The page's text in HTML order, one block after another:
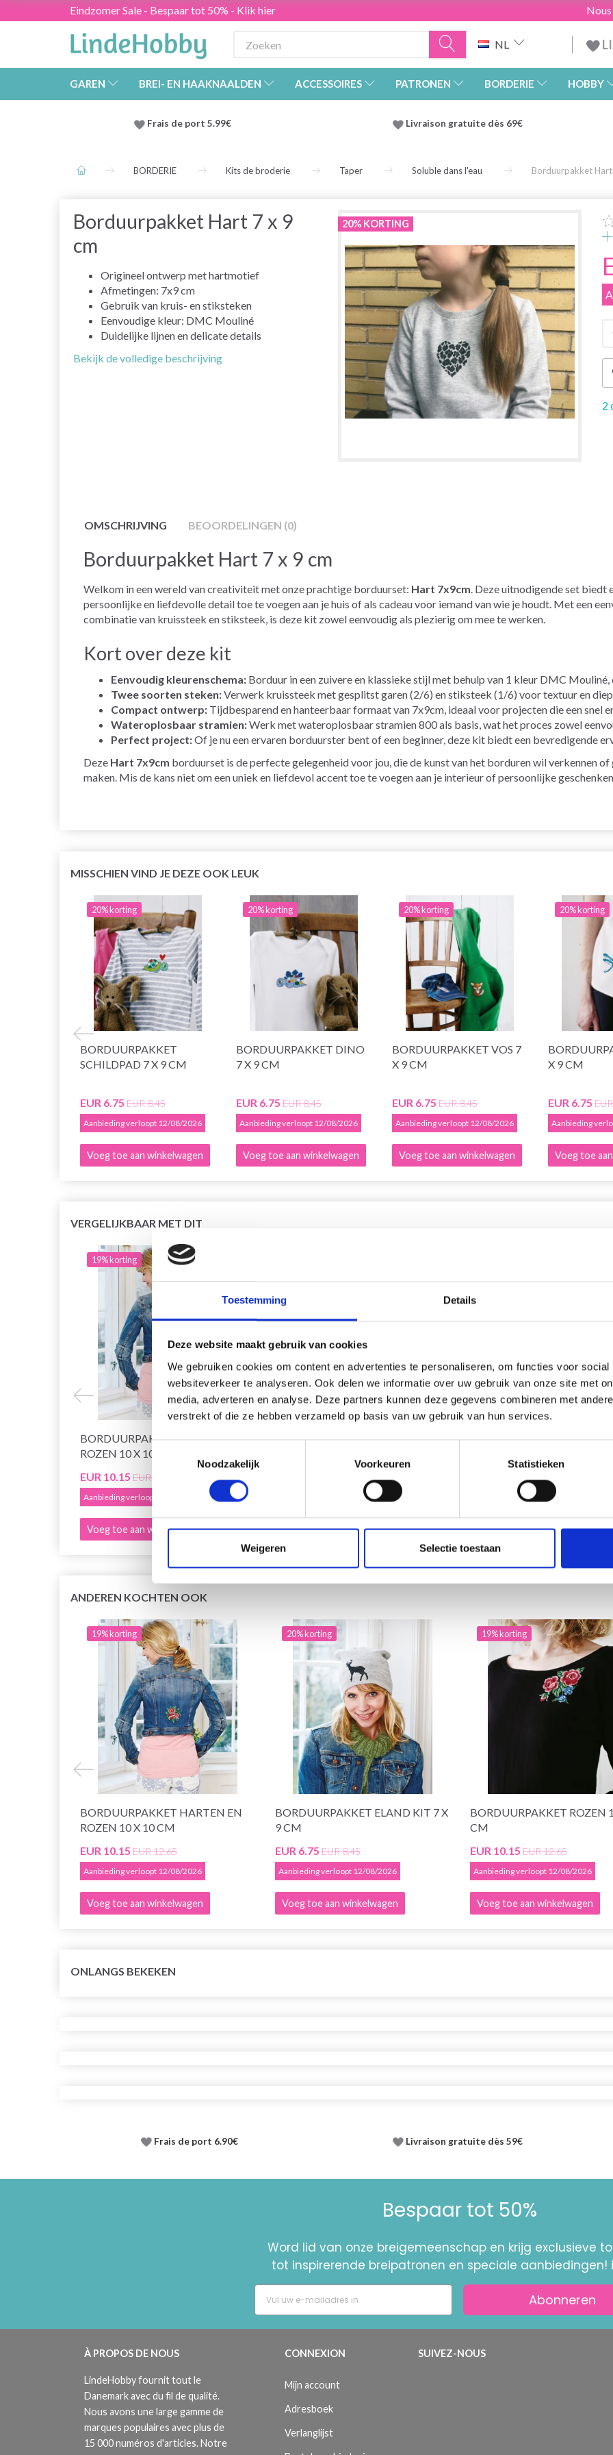
Toestemming Details
Deze website maakt gebruik van cookies
We gebruiken cookies om content en advertenties te personaliseren, om functies voor social
websiteverkeer te analyseren. Ook delen we informatie over uw gebruik van onze site met
media, adverteren en analyse. Deze partners kunnen deze gegevens combineren met
verstrekt of die ze hebben verzameld op basis van uw gebruik van hun services.
Toestemmingsselectie
Noodzakelijk
Voorkeuren Statistieken
Weigeren Selectie toestaan
Eindzomer Sale - Bespaar tot 50% - Klik hier
NL
GAREN BREI- EN HAAKNAALDEN ACCESSOIRES PATRONEN BORDERIE HOBBY
Frais de port 5.99€ Livraison gratuite dès 69€
BORDERIE Kits de broderie Taper Soluble dans l'eau Borduurpakket Hart
Borduurpakket Hart 7 x 9
cm
Origineel ontwerp met hartmotief
Afmetingen: 7x9 cm
Gebruik van kruis- en stiksteken
Eenvoudige kleur: DMC Mouliné
Duidelijke lijnen en delicate details
Bekijk de volledige beschrijving
20% KORTING
2
OMSCHRIJVING BEOORDELINGEN (0)
Borduurpakket Hart 7 x 9 cm
Welkom in een wereld van creativiteit met onze prachtige borduurset: Hart 7x9cm. Deze uitnodigende set biedt
persoonlijke en liefdevolle detail toe te voegen aan je huis of als cadeau voor iemand van wie je houdt. Met een
combinatie van kruissteek en stiksteek, is deze kit zowel eenvoudig als plezierig om mee te werken.
Kort over deze kit
Eenvoudig kleurenschema: Borduur in een zuivere en klassieke stijl met behulp van 1 kleur DMC
Twee soorten steken:Verwerk kruissteek met gesplitst garen (2/6) en stiksteek (1/6) voor textuur en
Compact ontwerp: Tijdbesparend en hanteerbaar formaat van 7x9cm, ideaal voor projecten die een snel
Wateroplosbaar stramien:Werk met wateroplosbaar stramien 800 als basis, wat het proces zowel
Perfect project:Of je nu een ervaren borduurster bent of een beginner, deze kit biedt een bevredigende
Deze Hart 7x9cm borduurset is de perfecte gelegenheid voor jou, die de kunst van het borduren wil verkennen
maken. Mis de kans niet om een uniek en liefdevol accent toe te voegen aan je interieur of persoonlijke
MISSCHIEN VIND JE DEZE OOK LEUK
20% korting
BORDUURPAKKET
SCHILDPAD 7 X 9 CM
EUR 6.75 EUR 8.45
Aanbieding verloopt 12/08/2026
Voeg toe aan winkelwagen
20% korting
BORDUURPAKKET DINO
7 X 9 CM
EUR 6.75 EUR 8.45
Aanbieding verloopt 12/08/2026
Voeg toe aan winkelwagen
20% korting
BORDUURPAKKET VOS 7
X 9 CM
EUR 6.75 EUR 8.45
Aanbieding verloopt 12/08/2026
Voeg toe aan winkelwagen
20% korting
X 9 CM
EUR 6.75
Aanbieding
Voeg toe
VERGELIJKBAAR MET DIT
19% korting
BORDUURPAKKET HARTEN EN
ROZEN 10 X 10 CM
EUR 10.15 EUR 12.65
Aanbieding verloopt 12/08/2026
Voeg toe aan winkelwagen
BORDUURPAKKET ELAND KIT 7 X
Aanbieding verloopt 12/08/2026
Voeg toe aan winkelwagen
BORDUURPAKKET ROZEN
EUR 12.65
Aanbieding verloopt 12/08/2026
Voeg toe aan winkelwagen
ANDEREN KOCHTEN OOK
19% korting
BORDUURPAKKET HARTEN EN
ROZEN 10 X 10 CM
EUR 10.15 EUR 12.65
Aanbieding verloopt 12/08/2026
Voeg toe aan winkelwagen
20% korting
BORDUURPAKKET ELAND KIT 7 X
9 CM
EUR 6.75 EUR 8.45
Aanbieding verloopt 12/08/2026
Voeg toe aan winkelwagen
19% korting
BORDUURPAKKET ROZEN
CM
EUR 10.15 EUR 12.65
Aanbieding verloopt 12/08/2026
Voeg toe aan winkelwagen
ONLANGS BEKEKEN
Frais de port 6.90€ Livraison gratuite dès 59€
Bespaar tot 50%
Word lid van onze breigemeenschap en krijg exclusieve
tot inspirerende breipatronen en speciale aanbiedingen!
Abonneren
À PROPOS DE NOUS
LindeHobby fournit tout le
Danemark avec du fil de qualité.
Nous avons une large gamme de
marques populaires avec plus de
15 000 numéros d'articles. Notre
CONNEXION
Mijn account
Adresboek
Verlanglijst
SUIVEZ-NOUS